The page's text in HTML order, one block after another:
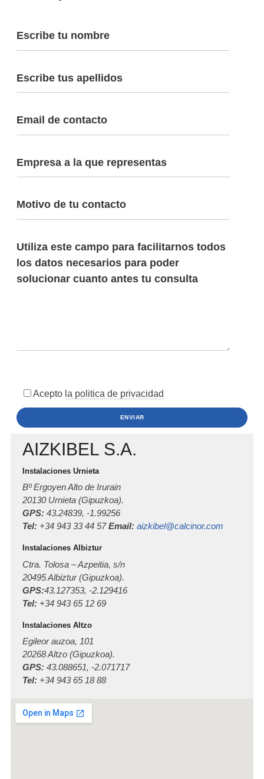
Acepto la politica de privacidad
AIZKIBEL S.A.
Instalaciones Urnieta
Bº Ergoyen Alto de Irurain
20130 Urnieta (Gipuzkoa).
GPS: 43.24839, -1.99256
Tel: +34 943 33 44 57Email: aizkibel@calcinor.com
Instalaciones Albiztur
Ctra. Tolosa – Azpeitia, s/n
20495 Albiztur (Gipuzkoa).
GPS:43.127353, -2.129416
Tel: +34 943 65 12 69
Instalaciones Altzo
Egileor auzoa, 101
20268 Altzo (Gipuzkoa).
GPS: 43.088651, -2.071717
Tel: +34 943 65 18 88